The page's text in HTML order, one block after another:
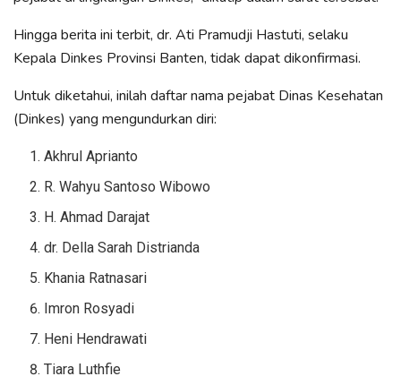
Hingga berita ini terbit, dr. Ati Pramudji Hastuti, selaku
Kepala Dinkes Provinsi Banten, tidak dapat dikonfirmasi.
Untuk diketahui, inilah daftar nama pejabat Dinas Kesehatan
(Dinkes) yang mengundurkan diri:
Akhrul Aprianto
R. Wahyu Santoso Wibowo
H. Ahmad Darajat
dr. Della Sarah Distrianda
Khania Ratnasari
Imron Rosyadi
Heni Hendrawati
Tiara Luthfie